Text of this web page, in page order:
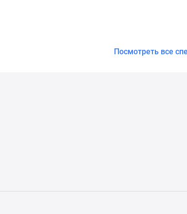
Посмотреть все